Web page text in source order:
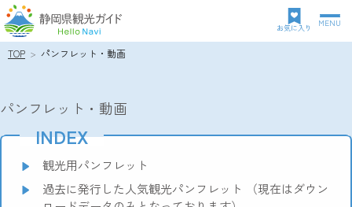
グ
ロ
ョ
お気に入り MENU
パ
ズ
ス
TOP パンフレット・動画
パンフレット・動画
INDEX
観光用パンフレット
過去に発行した人気観光パンフレット （現在はダウン